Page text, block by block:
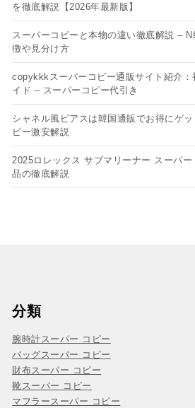
を徹底解説【2026年最新版】
スーパーコピーと本物の違い徹底解説 –
徴や見分け方
copykkkスーパーコピー通販サイト紹介
イド – スーパーコピー代引き
シャネル風ピアスは韓国通販でお得にゲ
ピー​激安解説
2025ロレックス サブマリーナー スーパ
品の徹底解説
分類
腕時計スーパー コピー
バッグスーパー コピー
財布スーパー コピー
靴スーパー コピー
マフラースーパー コピー